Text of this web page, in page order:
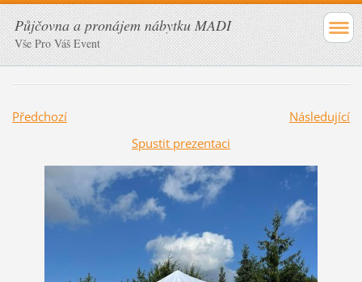
Půjčovna a pronájem nábytku MADI
Vše Pro Váš Event
Předchozí
Následující
Spustit prezentaci